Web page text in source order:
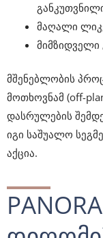
მაღალი
მიმზიდველი
მშენებლობის
მოთხოვნამ (off-
დასრულების
იგი საშუალო
აქცია.